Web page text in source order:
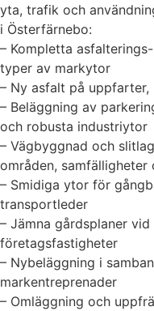
yta, trafik och
i Österfärnebo:
– Kompletta
typer av markytor
– Ny asfalt på
– Beläggning av
och robusta industriytor
– Vägbyggnad och
områden, samfälligheter
– Smidiga ytor för
transportleder
– Jämna gårdsplaner
företagsfastigheter
– Nybeläggning i
markentreprenader
– Omläggning och